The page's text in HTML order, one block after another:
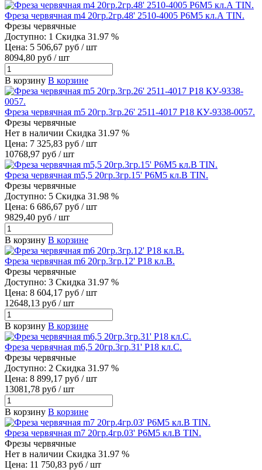
Фреза червячная m4 20гр.2гр.48' 2510-4005 Р6М5 кл.А TIN.
Фрезы червячные
Доступно: 1 Скидка 31.97 %
Цена: 5 506,67 руб / шт
8094,80 руб / шт
В корзину В корзине
Фреза червячная m5 20гр.3гр.26' 2511-4017 Р18 КУ-9338-0057.
Фрезы червячные
Нет в наличии Скидка 31.97 %
Цена: 7 325,83 руб / шт
10768,97 руб / шт
Фреза червячная m5,5 20гр.3гр.15' Р6М5 кл.В TIN.
Фрезы червячные
Доступно: 5 Скидка 31.98 %
Цена: 6 686,67 руб / шт
9829,40 руб / шт
В корзину В корзине
Фреза червячная m6 20гр.3гр.12' Р18 кл.В.
Фрезы червячные
Доступно: 3 Скидка 31.97 %
Цена: 8 604,17 руб / шт
12648,13 руб / шт
В корзину В корзине
Фреза червячная m6,5 20гр.3гр.31' Р18 кл.С.
Фрезы червячные
Доступно: 2 Скидка 31.97 %
Цена: 8 899,17 руб / шт
13081,78 руб / шт
В корзину В корзине
Фреза червячная m7 20гр.4гр.03' Р6М5 кл.В TIN.
Фрезы червячные
Нет в наличии Скидка 31.97 %
Цена: 11 750,83 руб / шт